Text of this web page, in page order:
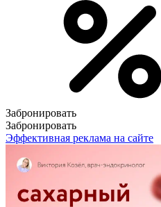
Забронировать
Забронировать
Эффективная реклама на сайте